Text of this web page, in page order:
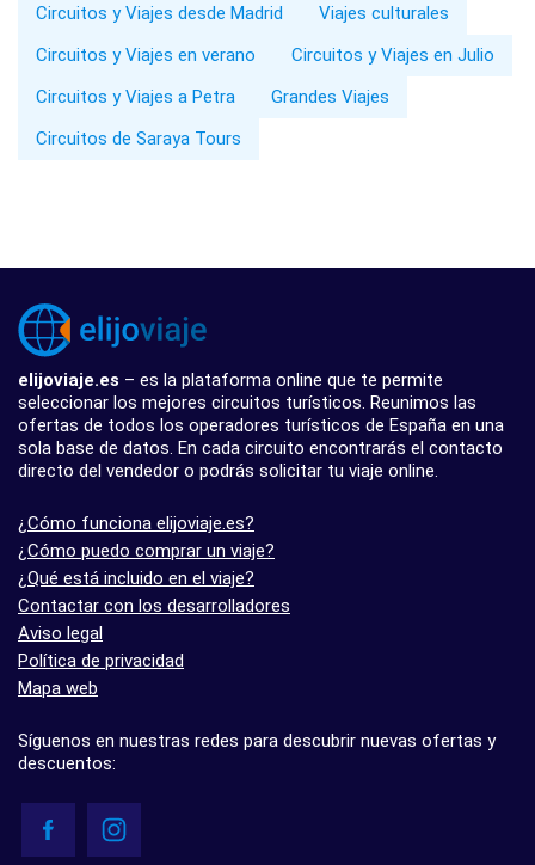
Circuitos y Viajes desde Madrid
Viajes culturales
Circuitos y Viajes en verano
Circuitos y Viajes en Julio
Circuitos y Viajes a Petra
Grandes Viajes
Circuitos de Saraya Tours
elijoviaje.es – es la plataforma online que te permite
seleccionar los mejores circuitos turísticos. Reunimos las
ofertas de todos los operadores turísticos de España en una
sola base de datos. En cada circuito encontrarás el contacto
directo del vendedor o podrás solicitar tu viaje online.
¿Cómo funciona elijoviaje.es?
¿Cómo puedo comprar un viaje?
¿Qué está incluido en el viaje?
Contactar con los desarrolladores
Aviso legal
Política de privacidad
Mapa web
Síguenos en nuestras redes para descubrir nuevas ofertas y
descuentos: